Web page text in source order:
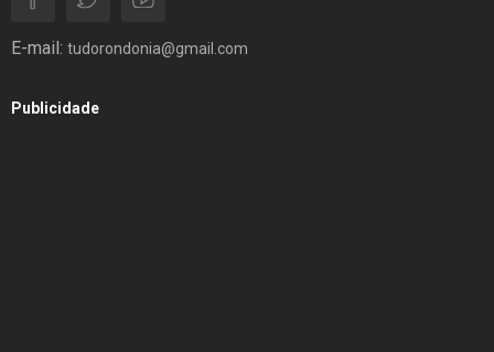
E-mail: tudorondonia@gmail.com
Publicidade